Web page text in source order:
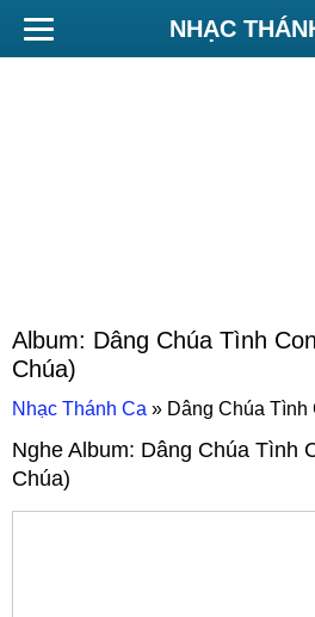
NHẠC
Album: Dâng Chúa Tình
Chúa)
Nhạc Thánh Ca » Dâng Chúa Tình
Nghe Album: Dâng Chúa Tình
Chúa)